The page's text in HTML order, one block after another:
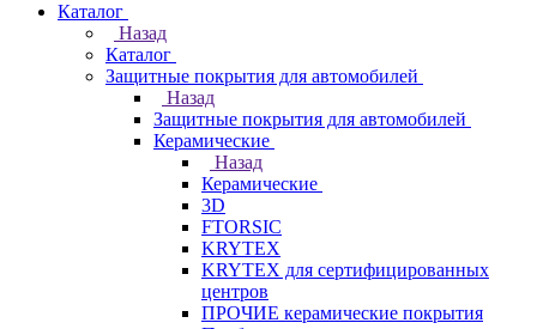
Каталог
Назад
Каталог
Защитные покрытия для автомобилей
Назад
Защитные покрытия для автомобилей
Керамические
Назад
Керамические
3D
FTORSIC
KRYTEX
KRYTEX для сертифицированных
центров
ПРОЧИЕ керамические покрытия